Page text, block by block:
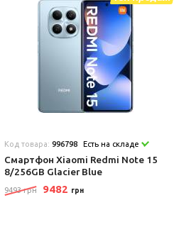
Код товара:996798 Есть на складе
Смартфон Xiaomi Redmi Note 15
8/256GB Glacier Blue
9493 грн 9482 грн